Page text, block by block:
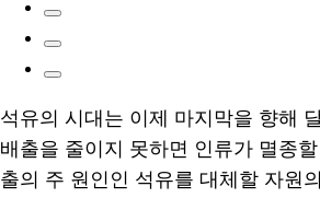
석유의 시대는 이제 마지막을 향해
배출을 줄이지 못하면 인류가 멸종
출의 주 원인인 석유를 대체할 자원